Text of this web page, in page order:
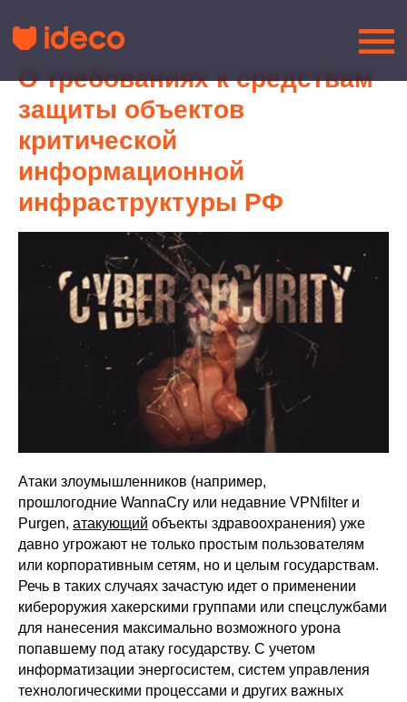
О требованиях к средствам
защиты объектов
критической
информационной
инфраструктуры РФ
Атаки злоумышленников (например,
прошлогодние WannaCry или недавние VPNfilter и
Purgen, атакующий объекты здравоохранения) уже
давно угрожают не только простым пользователям
или корпоративным сетям, но и целым государствам.
Речь в таких случаях зачастую идет о применении
кибероружия хакерскими группами или спецслужбами
для нанесения максимально возможного урона
попавшему под атаку государству. С учетом
информатизации энергосистем, систем управления
технологическими процессами и других важных